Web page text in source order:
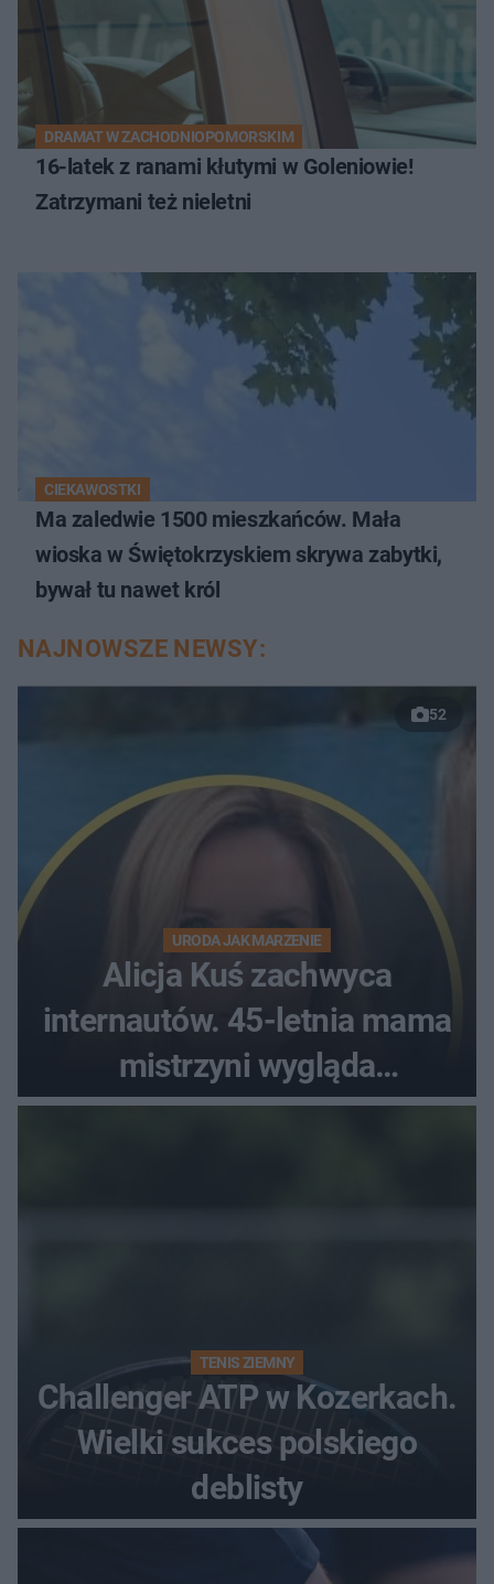
DRAMAT W ZACHODNIOPOMORSKIM
16-latek z ranami kłutymi w Goleniowie!
Zatrzymani też nieletni
CIEKAWOSTKI
Ma zaledwie 1500 mieszkańców. Mała
wioska w Świętokrzyskiem skrywa zabytki,
bywał tu nawet król
NAJNOWSZE NEWSY:
52
URODA JAK MARZENIE
Alicja Kuś zachwyca
internautów. 45-letnia mama
mistrzyni wygląda
zjawiskowo
TENIS ZIEMNY
Challenger ATP w Kozerkach.
Wielki sukces polskiego
deblisty